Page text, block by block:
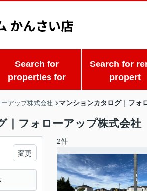
Search for
properties for
Search for
propert
アップ株式会社 マンションカタログ｜フォ
｜フォローアップ株式会社
変更
2件